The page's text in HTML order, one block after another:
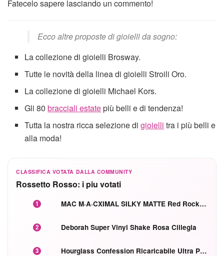
Fatecelo sapere lasciando un commento!
Ecco altre proposte di gioielli da sogno:
La collezione di gioielli Brosway.
Tutte le novità della linea di gioielli Stroili Oro.
La collezione di gioielli Michael Kors.
Gli 80bracciali estatepiù belli e di tendenza!
Tutta la nostra ricca selezione digioielli tra i più belli e
alla moda!
CLASSIFICA VOTATA DALLA COMMUNITY
Rossetto Rosso: i piu votati
1 MAC M·A·CXIMAL SILKY MATTE Red Rock mat
2 Deborah Super Vinyl Shake Rosa Ciliegia
3 Hourglass Confession Ricaricabile Ultra Preciso Ad Alta Intensità Secretly Classic Red